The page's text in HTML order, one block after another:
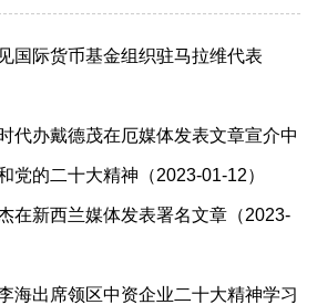
国际货币基金组织驻马拉维代表
代办戴德茂在厄媒体发表文章宣介中
党的二十大精神（2023-01-12）
在新西兰媒体发表署名文章（2023-
海出席领区中资企业二十大精神学习